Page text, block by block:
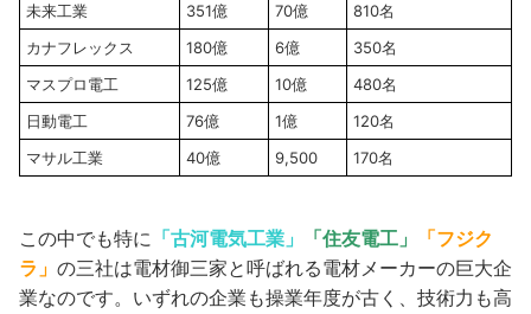
未来工業
351億 70億
810名
カナフレックス
180億 6億
350名
マスプロ電工
125億 10億
480名
日動電工
76億 1億
120名
マサル工業
40億 9,500 170名
この中でも特に 「古河電気工業」 「住友電工」
「フジク
ラ」 の三社は電材御三家と呼ばれる電材メーカーの巨大企
業なのです。いずれの企業も操業年度が古く、技術力も高